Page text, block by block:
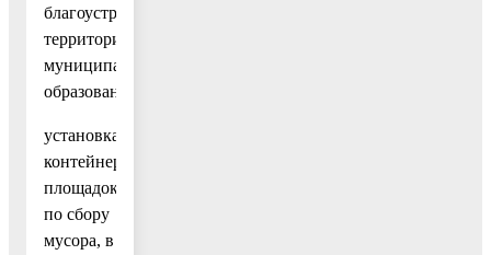
благоустройства
территорий
муниципальных
образований;
установка
контейнерных
площадок
по сбору
мусора, в